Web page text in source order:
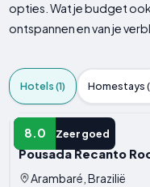
opties. Wat je budget
ontspannen en van je
Hotels (1) Homestays
8.0 Zeer goed
HOTEL
Pousada Recanto
Arambaré, Brazilië